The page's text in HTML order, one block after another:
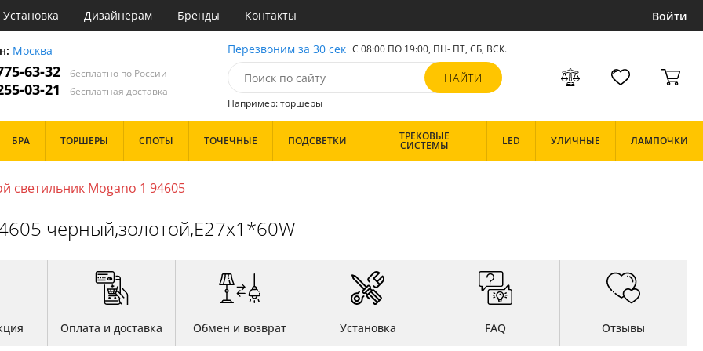
Установка Дизайнерам Бренды Контакты Войти
Москва
63-32- бесплатно по России
03-21- бесплатная доставка
Перезвоним за 30 сек С 08:00 ПО 19:00, ПН- ПТ, СБ, ВСК.
Например: торшеры
Золото
Черные
БРА ТОРШЕРЫ СПОТЫ ТОЧЕЧНЫЕ ПОДСВЕТКИ ТРЕКОВЫЕ
СИСТЕМЫ LED УЛИЧНЫЕ ЛАМПОЧКИ
светильник Mogano 1 94605
черный,золотой,E27x1*60W
Оплата и доставка Обмен и возврат Установка FAQ Отзывы